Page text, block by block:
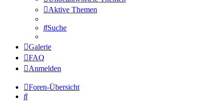
Aktive Themen
Suche
Galerie
FAQ
Anmelden
Foren-Übersicht
Suche